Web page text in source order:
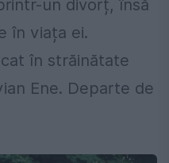
un divorț, însă
în viața ei.
în străinătate
Ene. Departe de